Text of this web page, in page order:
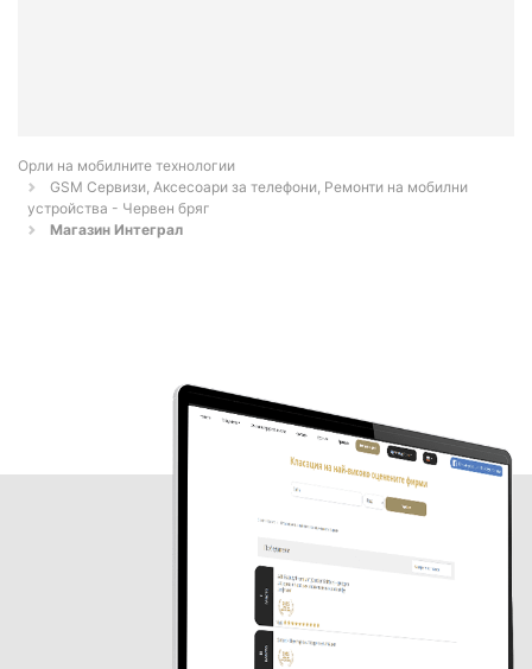
Орли на мобилните технологии
GSM Сервизи, Аксесоари за телефони, Ремонти на мобилни
устройства - Червен бряг
Магазин Интеграл